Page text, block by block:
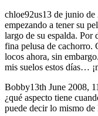
chloe92us13 de junio
empezando a tener su
largo de su espalda. Por
fina pelusa de cachorro.
locos ahora, sin
mis suelos estos días…
Bobby13th June 2008,
¿qué aspecto tiene
puede decir lo mismo de